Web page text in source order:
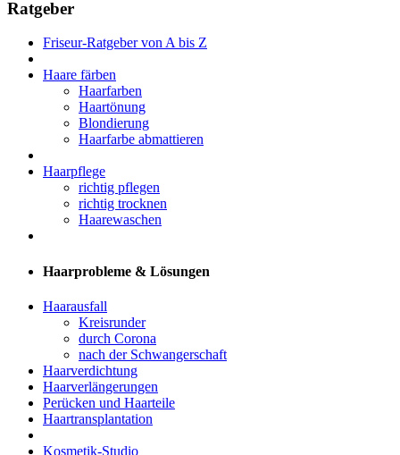
Ratgeber
Friseur-Ratgeber von A bis Z
Haare färben
Haarfarben
Haartönung
Blondierung
Haarfarbe abmattieren
Haarpflege
richtig pflegen
richtig trocknen
Haarewaschen
Haarprobleme & Lösungen
Haarausfall
Kreisrunder
durch Corona
nach der Schwangerschaft
Haarverdichtung
Haarverlängerungen
Perücken und Haarteile
Haartransplantation
Kosmetik-Studio